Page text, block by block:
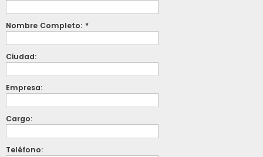
Nombre Completo: *
Ciudad:
Empresa:
Cargo:
Teléfono: